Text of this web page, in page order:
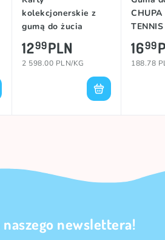
kolekcjonerskie z
gumą do żucia
DRAGON BALL
DAIMA CLEAR
1299PLN
2 598.00 PLN/KG
CHUPA
1699
188.78
naszego newslettera!